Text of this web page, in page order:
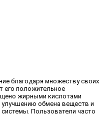
благодаря множеству своих
его положительное
жирными кислотами
улучшению обмена веществ и
Пользователи часто